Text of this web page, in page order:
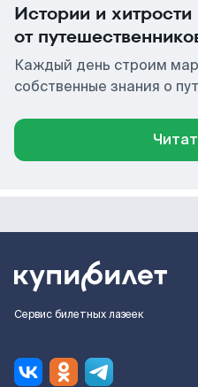
Истории и хитрости
от
Каждый день строим
собственные знания о
Сервис билетных лазеек